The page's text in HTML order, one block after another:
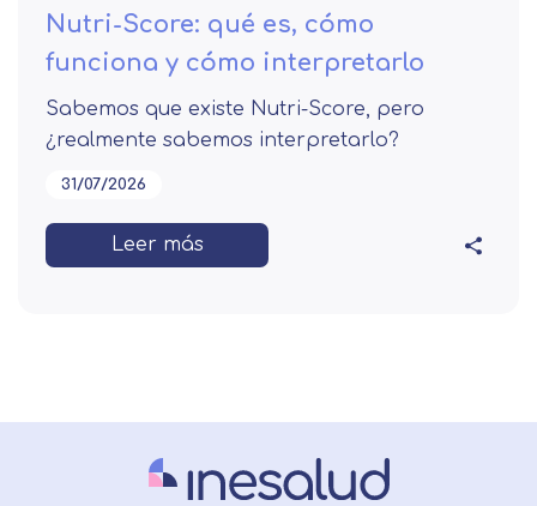
Nutri-Score: qué es, cómo
funciona y cómo interpretarlo
Sabemos que existe Nutri-Score, pero
¿realmente sabemos interpretarlo?
31/07/2026
Leer más